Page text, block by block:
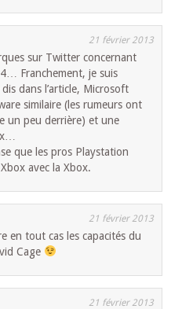
21 février 2013
sur Twitter concernant
Franchement, je suis
dans l’article, Microsoft
similaire (les rumeurs ont
un peu derrière) et une
que les pros Playstation
avec la Xbox.
21 février 2013
en tout cas les capacités du
Cage
21 février 2013